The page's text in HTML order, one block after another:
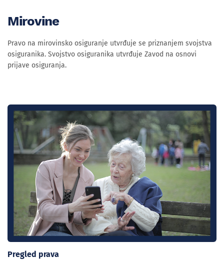
Mirovine
Pravo na mirovinsko osiguranje utvrđuje se priznanjem svojstva
osiguranika. Svojstvo osiguranika utvrđuje Zavod na osnovi
prijave osiguranja.
Pregled prava